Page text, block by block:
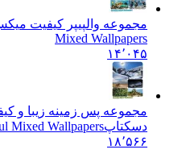
مجموعه والپیپر کیفیت میکس
Mixed Wallpapers
۱۴٬۰۴۵
مجموعه پس زمینه زیبا و
دسکتاپMixed Wallpapers
۱۸٬۵۶۶